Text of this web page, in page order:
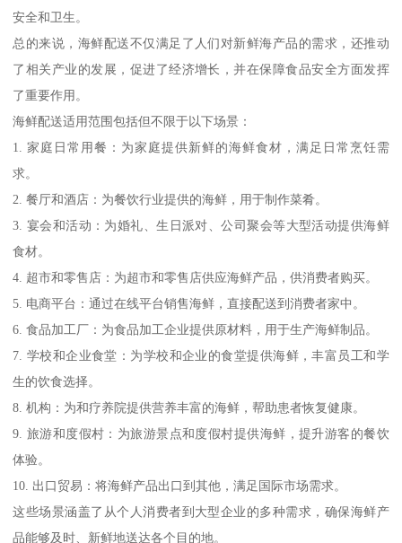
安全和卫生。
总的来说，海鲜配送不仅满足了人们对新鲜海产品的需求，还推动
了相关产业的发展，促进了经济增长，并在保障食品安全方面发挥
了重要作用。
海鲜配送适用范围包括但不限于以下场景：
1. 家庭日常用餐：为家庭提供新鲜的海鲜食材，满足日常烹饪需
求。
2. 餐厅和酒店：为餐饮行业提供的海鲜，用于制作菜肴。
3. 宴会和活动：为婚礼、生日派对、公司聚会等大型活动提供海鲜
食材。
4. 超市和零售店：为超市和零售店供应海鲜产品，供消费者购买。
5. 电商平台：通过在线平台销售海鲜，直接配送到消费者家中。
6. 食品加工厂：为食品加工企业提供原材料，用于生产海鲜制品。
7. 学校和企业食堂：为学校和企业的食堂提供海鲜，丰富员工和学
生的饮食选择。
8. 机构：为和疗养院提供营养丰富的海鲜，帮助患者恢复健康。
9. 旅游和度假村：为旅游景点和度假村提供海鲜，提升游客的餐饮
体验。
10. 出口贸易：将海鲜产品出口到其他，满足国际市场需求。
这些场景涵盖了从个人消费者到大型企业的多种需求，确保海鲜产
品能够及时、新鲜地送达各个目的地。